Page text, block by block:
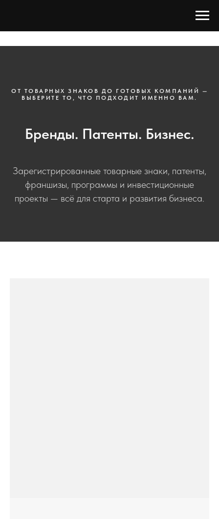
ОТ ТОВАРНЫХ ЗНАКОВ ДО ГОТОВЫХ КОМПАНИЙ —
ВЫБЕРИТЕ ТО, ЧТО ПОДХОДИТ ИМЕННО ВАМ.
Бренды. Патенты. Бизнес.
Зарегистрированные товарные знаки, патенты,
франшизы, программы и инвестиционные
проекты — всё для старта и развития бизнеса.